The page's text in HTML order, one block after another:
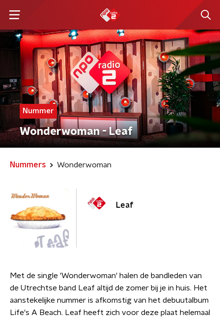
Nummer
Wonderwoman - Leaf
Nummers Wonderwoman
Leaf
Met de single 'Wonderwoman' halen de bandleden van
de Utrechtse band Leaf altijd de zomer bij je in huis. Het
aanstekelijke nummer is afkomstig van het debuutalbum
Life's A Beach. Leaf heeft zich voor deze plaat helemaal